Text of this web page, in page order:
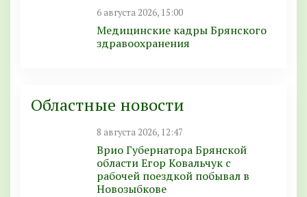
6 августа 2026, 15:00
Медицинские кадры Брянского
здравоохранения
Областные новости
8 августа 2026, 12:47
Врио Губернатора Брянской
области Егор Ковальчук с
рабочей поездкой побывал в
Новозыбкове